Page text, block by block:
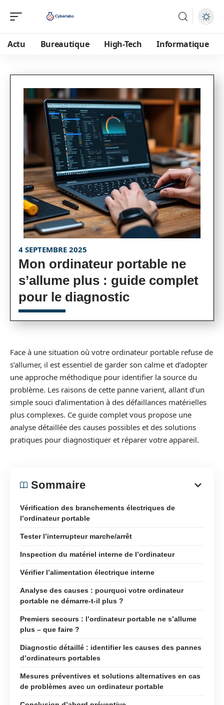
Actu Bureautique High-Tech Informatique
4 SEPTEMBRE 2025
Mon ordinateur portable ne
s’allume plus : guide complet
pour le diagnostic
Face à une situation où votre ordinateur portable refuse de
s’allumer, il est essentiel de garder son calme et d’adopter
une approche méthodique pour identifier la source du
problème. Les raisons de cette panne varient, allant d’un
simple souci d’alimentation à des défaillances matérielles
plus complexes. Ce guide complet vous propose une
analyse détaillée des causes possibles et des solutions
pratiques pour diagnostiquer et réparer votre appareil.
Sommaire
Vérification des branchements électriques de
l’ordinateur portable
Tester l’interrupteur marche/arrêt
Inspection du matériel interne de l’ordinateur
Vérifier l’alimentation électrique interne
Analyse des causes : pourquoi votre ordinateur
portable ne démarre-t-il plus ?
Premiers secours : l’ordinateur portable ne s’allume
plus – que faire ?
Diagnostic détaillé : identifier les causes des pannes
d’ordinateurs portables
Mesures préventives et solutions alternatives en cas
de problèmes avec un ordinateur portable